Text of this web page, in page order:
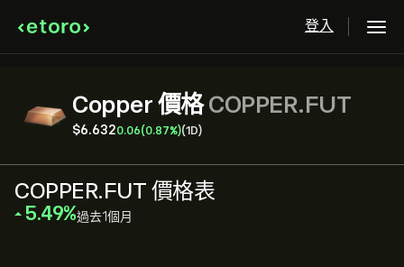
登入
Copper 價格COPPER.FUT
‎$‎6.6320.06(0.87%)(1D)
COPPER.FUT 價格表
‎5.49‎ 過去1個月